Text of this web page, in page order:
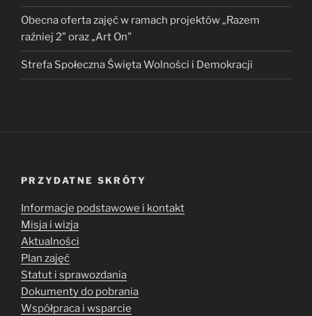
Obecna oferta zajęć w ramach projektów „Razem
raźniej 2” oraz „Art On”
Strefa Społeczna Święta Wolności i Demokracji
PRZYDATNE SKRÓTY
Informacje podstawowe i kontakt
Misja i wizja
Aktualności
Plan zajęć
Statut i sprawozdania
Dokumenty do pobrania
Współpraca i wsparcie